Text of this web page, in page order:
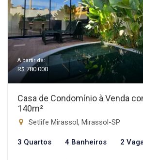
A partir de:
R$ 780.000
Casa de Condomínio à Venda
140m²
Setlife Mirassol, Mirassol-SP
3 Quartos 4 Banheiros 2